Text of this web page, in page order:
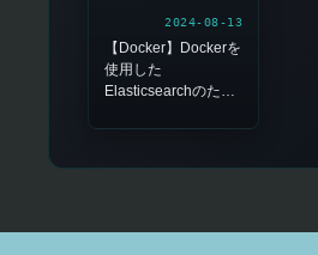
2024-08-13
【Docker】Dockerを
使用した
Elasticsearchのため
vm.max_map_count